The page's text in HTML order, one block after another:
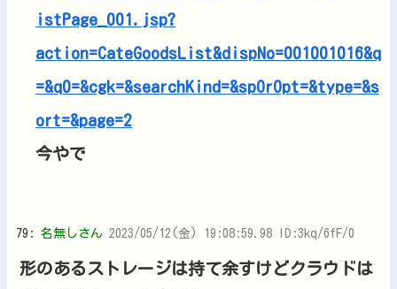
istPage_001.jsp?
action=CateGoodsList&dispNo=001001016&q
=&q0=&cgk=&searchKind=&spOrOpt=&type=&s
ort=&page=2
今やで
79: 名無しさん 2023/05/12(金) 19:08:59.98 ID:3kq/6fF/0
形のあるストレージは持て余すけどクラウドは